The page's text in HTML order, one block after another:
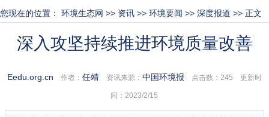
您现在的位置： 环境生态网 >> 资讯 >> 环境要闻 >> 深度报道 >> 正文
深入攻坚持续推进环境质量改善
Eedu.org.cn 作者： 任靖资讯来源： 中国环境报 点击数： 245 更新时
间：2023/2/15